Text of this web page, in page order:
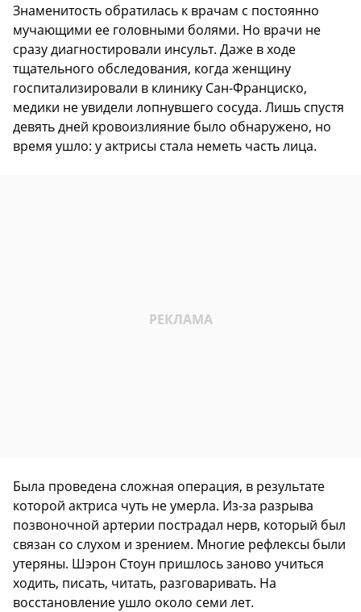
Знаменитость обратилась к врачам с постоянно
мучающими ее головными болями. Но врачи не
сразу диагностировали инсульт. Даже в ходе
тщательного обследования, когда женщину
госпитализировали в клинику Сан-Франциско,
медики не увидели лопнувшего сосуда. Лишь спустя
девять дней кровоизлияние было обнаружено, но
время ушло: у актрисы стала неметь часть лица.
Была проведена сложная операция, в результате
которой актриса чуть не умерла. Из-за разрыва
позвоночной артерии пострадал нерв, который был
связан со слухом и зрением. Многие рефлексы были
утеряны. Шэрон Стоун пришлось заново учиться
ходить, писать, читать, разговаривать. На
восстановление ушло около семи лет.